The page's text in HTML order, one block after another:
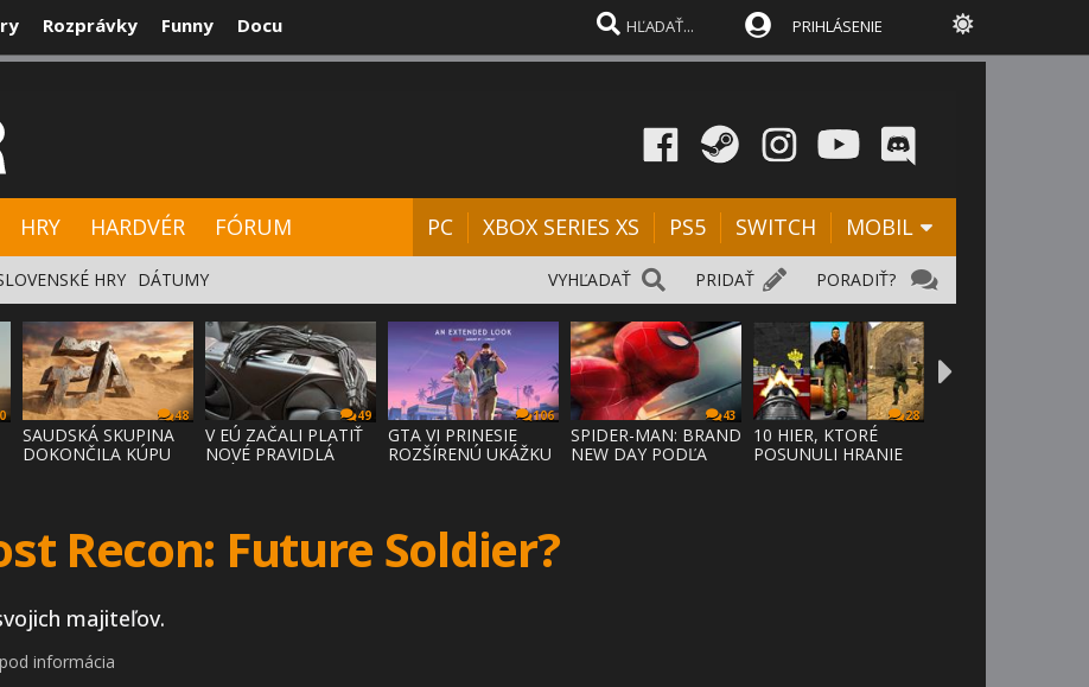
Rozprávky Funny Docu PRIHLÁSENIE
HRY HARDVÉR FÓRUM PC XBOX SERIES XS PS5 SWITCH MOBIL
PORADIŤ?
PRIDAŤ
VYHĽADAŤ
HRY DÁTUMY
48
SAUDSKÁ SKUPINA
DOKONČILA KÚPU
49
V EÚ ZAČALI PLATIŤ
NOVÉ PRAVIDLÁ
106
GTA VI PRINESIE
ROZŠÍRENÚ UKÁŽKU
43
SPIDER-MAN: BRAND
NEW DAY PODĽA
28
10 HIER, KTORÉ
POSUNULI HRANIE
Recon: Future Soldier?
majiteľov.
informácia